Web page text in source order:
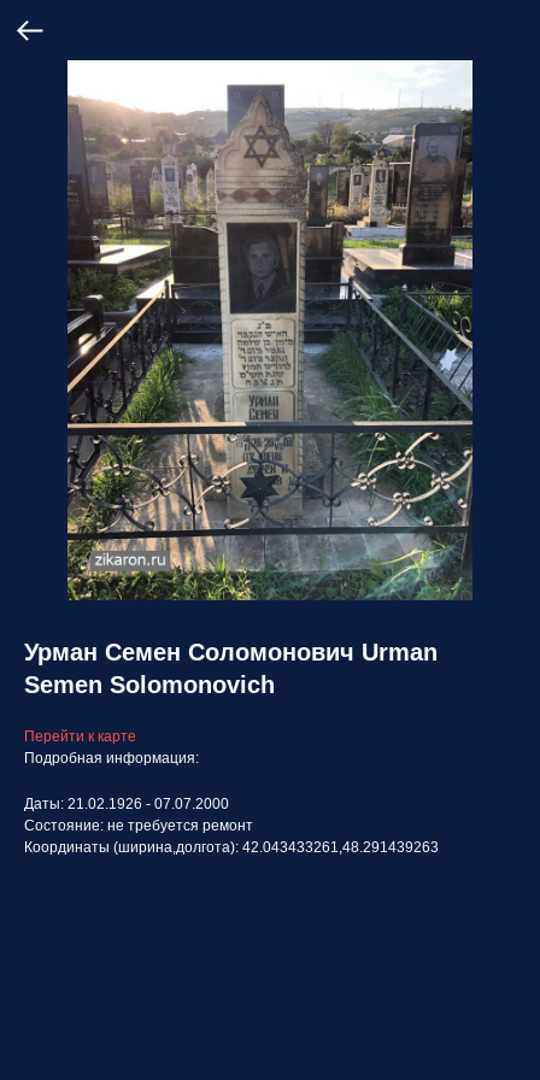
Урман Семен Соломонович Urman
Semen Solomonovich
Перейти к карте
Подробная информация:
Даты: 21.02.1926 - 07.07.2000
Состояние: не требуется ремонт
Координаты (ширина,долгота): 42.043433261,48.291439263